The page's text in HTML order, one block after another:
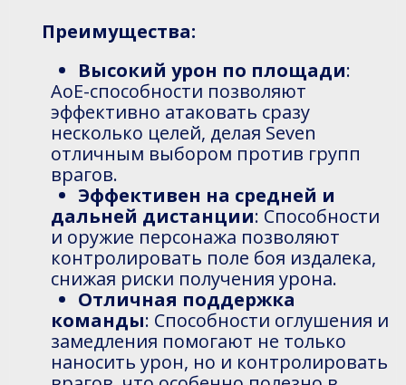
Преимущества:
Высокий урон по площади:
AoE-способности позволяют
эффективно атаковать сразу
несколько целей, делая Seven
отличным выбором против групп
врагов.
Эффективен на средней и
дальней дистанции: Способности
и оружие персонажа позволяют
контролировать поле боя издалека,
снижая риски получения урона.
Отличная поддержка
команды: Способности оглушения и
замедления помогают не только
наносить урон, но и контролировать